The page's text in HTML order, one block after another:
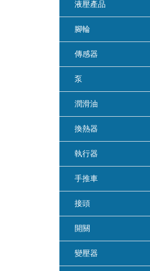
液壓產品
腳輪
傳感器
泵
潤滑油
換熱器
執行器
手推車
接頭
開關
變壓器